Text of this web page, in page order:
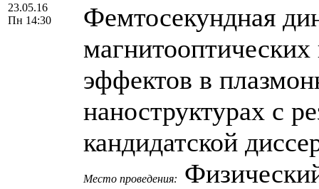
23.05.16
Пн 14:30
Фемтосекундная
эффектов в
наноструктурах с
кандидатской
Место проведения: